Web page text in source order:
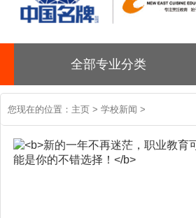
全部专业分类
您现在的位置： 主页 > 学校新闻 >